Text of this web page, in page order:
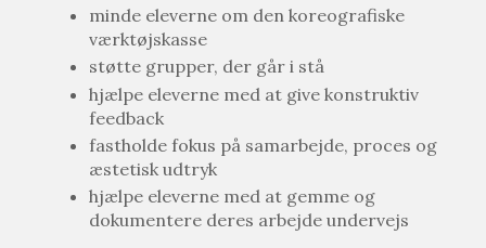
minde eleverne om den koreografiske
værktøjskasse
støtte grupper, der går i stå
hjælpe eleverne med at give konstruktiv
feedback
fastholde fokus på samarbejde, proces og
æstetisk udtryk
hjælpe eleverne med at gemme og
dokumentere deres arbejde undervejs